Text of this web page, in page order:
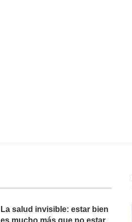
La salud invisible: estar bien
es mucho más que no estar